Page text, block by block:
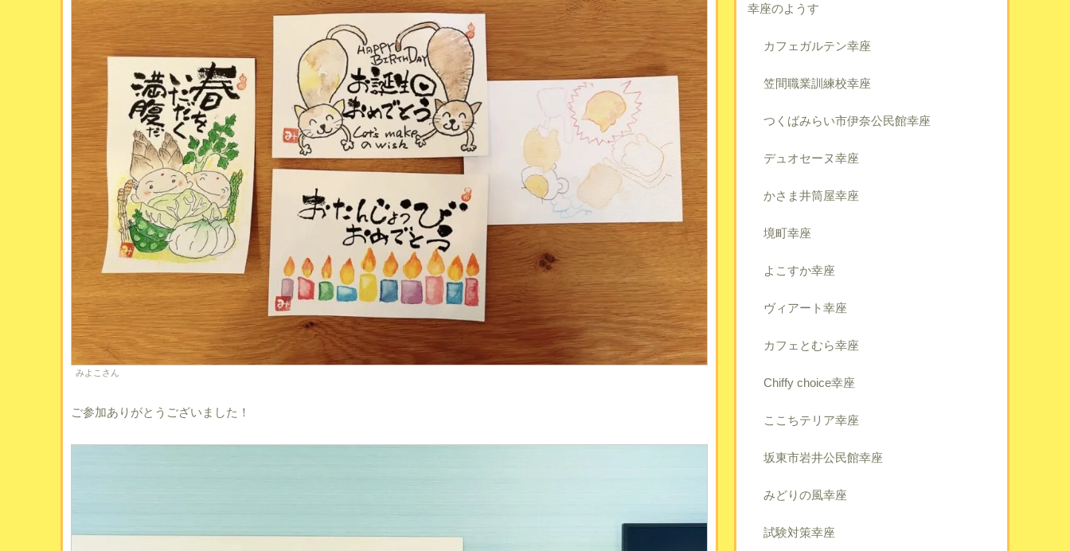
みよこさん
ご参加ありがとうございました！
幸座のようす
カフェガルテン幸座
笠間職業訓練校幸座
つくばみらい市伊奈公民館幸座
デュオセーヌ幸座
かさま井筒屋幸座
境町幸座
よこすか幸座
ヴィアート幸座
カフェとむら幸座
Chiffy choice幸座
ここちテリア幸座
坂東市岩井公民館幸座
みどりの風幸座
試験対策幸座